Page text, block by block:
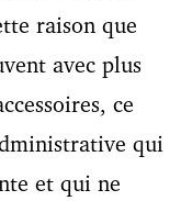
raison que
avec plus
ce
qui
et qui ne